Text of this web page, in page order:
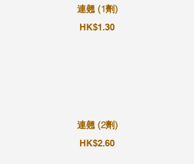
連翹 (1劑)
HK$1.30
連翹 (2劑)
HK$2.60